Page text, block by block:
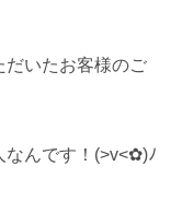
いたお客様のご
なんです！(>v<✿)ﾉ